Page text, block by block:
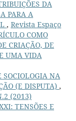
DA
PARA A
, Revista Espaço
COMO
CRIAÇÃO, DE
UMA VIDA
SOCIOLOGIA NA
(E DISPUTA) ,
(2013)
TENSÕES E